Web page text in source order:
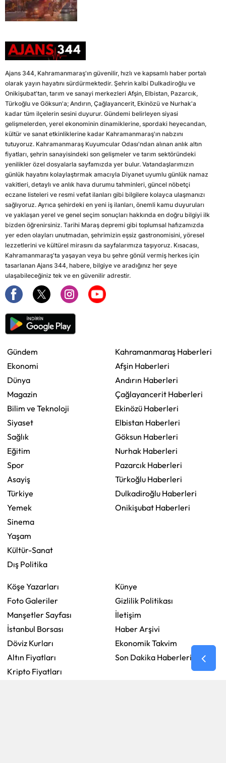
Ajans 344, Kahramanmaraş'ın güvenilir, hızlı ve kapsamlı haber portalı
olarak yayın hayatını sürdürmektedir. Şehrin kalbi Dulkadiroğlu ve
Onikişubat'tan, tarım ve sanayi merkezleri Afşin, Elbistan, Pazarcık,
Türkoğlu ve Göksun'a; Andırın, Çağlayancerit, Ekinözü ve Nurhak'a
kadar tüm ilçelerin sesini duyurur. Gündemi belirleyen siyasi
gelişmelerden, yerel ekonominin dinamiklerine, spordaki heyecandan,
kültür ve sanat etkinliklerine kadar Kahramanmaraş'ın nabzını
tutuyoruz. Kahramanmaraş Kuyumcular Odası'ndan alınan anlık altın
fiyatları, şehrin sanayisindeki son gelişmeler ve tarım sektöründeki
yenilikler özel dosyalarla sayfamızda yer bulur. Vatandaşlarımızın
günlük hayatını kolaylaştırmak amacıyla Diyanet uyumlu günlük namaz
vakitleri, detaylı ve anlık hava durumu tahminleri, güncel nöbetçi
eczane listeleri ve resmi vefat ilanları gibi bilgilere kolayca ulaşmanızı
sağlıyoruz. Ayrıca şehirdeki en yeni iş ilanları, önemli kamu duyuruları
ve yaklaşan yerel ve genel seçim sonuçları hakkında en doğru bilgiyi ilk
bizden öğrenirsiniz. Tarihi Maraş depremi gibi toplumsal hafızamızda
yer eden olayları unutmadan, şehrimizin eşsiz gastronomisini, yöresel
lezzetlerini ve kültürel mirasını da sayfalarımıza taşıyoruz. Kısacası,
Kahramanmaraş'ta yaşayan veya bu şehre gönül vermiş herkes için
tasarlanan Ajans 344, habere, bilgiye ve aradığınız her şeye
ulaşabileceğiniz tek ve en güvenilir adrestir.
Gündem
Ekonomi
Dünya
Magazin
Bilim ve Teknoloji
Siyaset
Sağlık
Eğitim
Spor
Asayiş
Türkiye
Yemek
Sinema
Yaşam
Kültür-Sanat
Dış Politika
Kahramanmaraş Haberleri
Afşin Haberleri
Andırın Haberleri
Çağlayancerit Haberleri
Ekinözü Haberleri
Elbistan Haberleri
Göksun Haberleri
Nurhak Haberleri
Pazarcık Haberleri
Türkoğlu Haberleri
Dulkadiroğlu Haberleri
Onikişubat Haberleri
Köşe Yazarları
Foto Galeriler
Manşetler Sayfası
İstanbul Borsası
Döviz Kurları
Altın Fiyatları
Kripto Fiyatları
Künye
Gizlilik Politikası
İletişim
Haber Arşivi
Ekonomik Takvim
Son Dakika Haberleri